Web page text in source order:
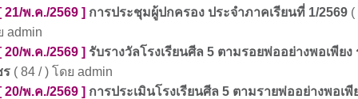
21/พ.ค./2569 ] การประชุมผู้ปกครอง ประจำภาคเรียนที่ 1/2569 (
admin
20/พ.ค./2569 ] รับรางวัลโรงเรียนศีล 5 ตามรอยพ่ออย่างพอเพียง
ร ( 84 / ) โดย admin
20/พ.ค./2569 ] การประเมินโรงเรียนศีล 5 ตามรายพ่ออย่างพอเพี